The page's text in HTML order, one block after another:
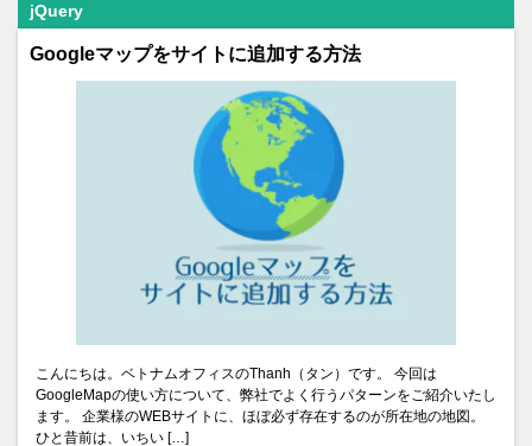
jQuery
Googleマップをサイトに追加する方法
こんにちは。ベトナムオフィスのThanh（タン）です。 今回は
GoogleMapの使い方について、弊社でよく行うパターンをご紹介いたし
ます。 企業様のWEBサイトに、ほぼ必ず存在するのが所在地の地図。
ひと昔前は、いちい […]